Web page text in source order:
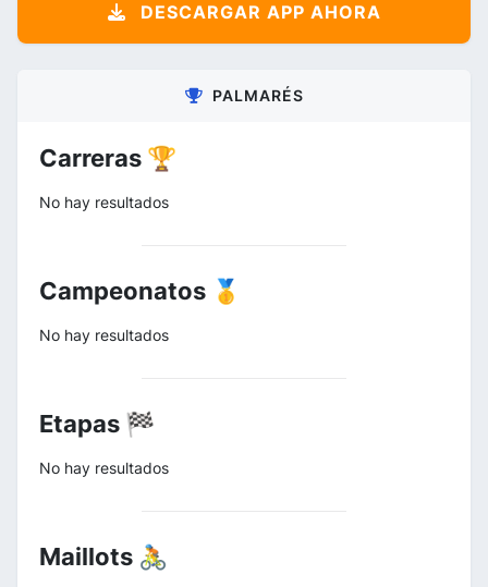
DESCARGAR APP AHORA
PALMARÉS
Carreras 🏆
No hay resultados
Campeonatos 🥇
No hay resultados
Etapas 🏁
No hay resultados
Maillots 🚴